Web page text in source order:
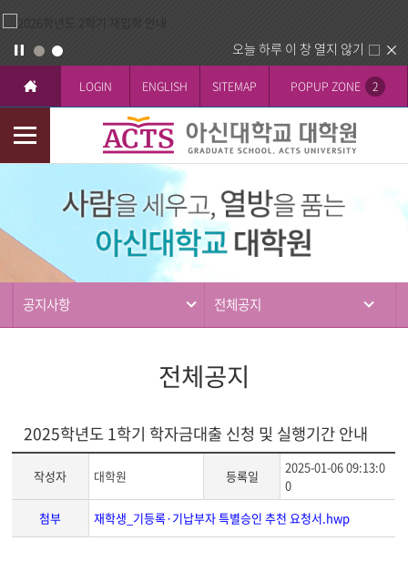
오늘 하루 이 창 열지 않기
LOGIN ENGLISH SITEMAP POPUP ZONE 2
모
바
티
공지사항 전체공지
전체공지
2025학년도 1학기 학자금대출 신청 및 실행기간 안내
작성자 대학원 등록일
2025-01-06 09:13:0
0
첨부
재학생_기등록·기납부자 특별승인 추천 요청서.hwp